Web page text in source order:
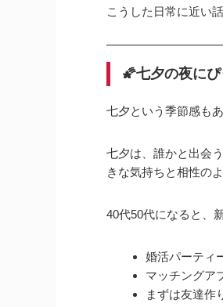
こうした日常に近い
🌠七夕の夜に
七夕という季節感も
七夕は、誰かと出会
きな気持ちと相性の
40代50代になると、
婚活パーティ
マッチングア
まずは友達作